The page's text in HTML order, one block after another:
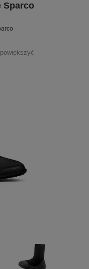
Sparco